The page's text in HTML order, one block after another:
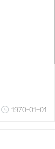
1970-01-01